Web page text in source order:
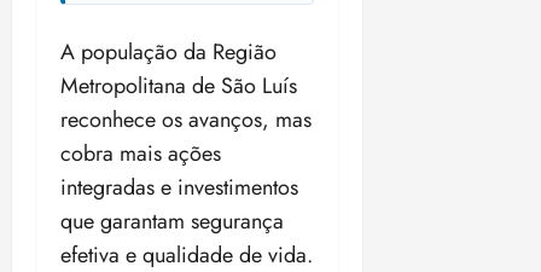
A população da Região
Metropolitana de São Luís
reconhece os avanços, mas
cobra mais ações
integradas e investimentos
que garantam segurança
efetiva e qualidade de vida.